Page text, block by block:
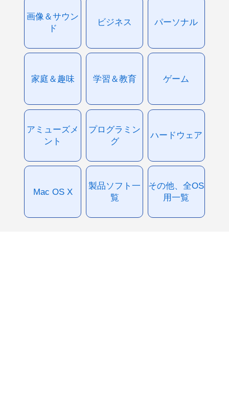
画像＆サウン
ド
ビジネス パーソナル
家庭＆趣味 学習＆教育 ゲーム
アミューズメ
ント
プログラミン
グ
ハードウェア
Mac OS X
製品ソフト一
覧
その他、全OS
用一覧